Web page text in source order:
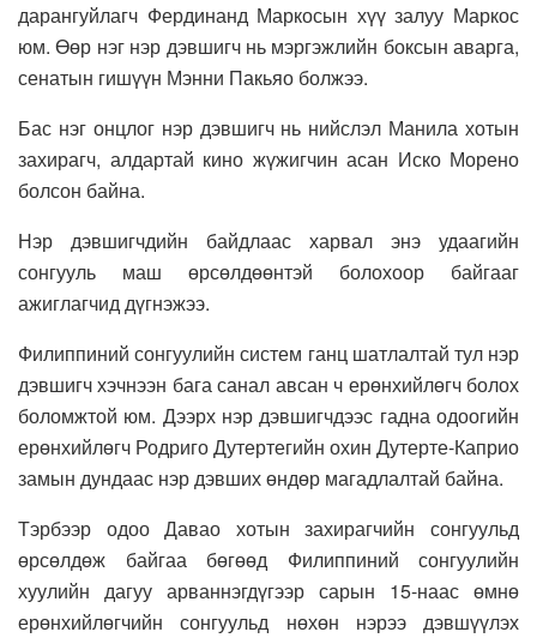
дарангуйлагч Фердинанд Маркосын хүү залуу Маркос
юм. Өөр нэг нэр дэвшигч нь мэргэжлийн боксын аварга,
сенатын гишүүн Мэнни Пакьяо болжээ.
Бас нэг онцлог нэр дэвшигч нь нийслэл Манила хотын
захирагч, алдартай кино жүжигчин асан Иско Морено
болсон байна.
Нэр дэвшигчдийн байдлаас харвал энэ удаагийн
сонгууль маш өрсөлдөөнтэй болохоор байгааг
ажиглагчид дүгнэжээ.
Филиппиний сонгуулийн систем ганц шатлалтай тул нэр
дэвшигч хэчнээн бага санал авсан ч ерөнхийлөгч болох
боломжтой юм. Дээрх нэр дэвшигчдээс гадна одоогийн
ерөнхийлөгч Родриго Дутертегийн охин Дутерте-Каприо
замын дундаас нэр дэвших өндөр магадлалтай байна.
Тэрбээр одоо Давао хотын захирагчийн сонгуульд
өрсөлдөж байгаа бөгөөд Филиппиний сонгуулийн
хуулийн дагуу арваннэгдүгээр сарын 15-наас өмнө
ерөнхийлөгчийн сонгуульд нөхөн нэрээ дэвшүүлэх